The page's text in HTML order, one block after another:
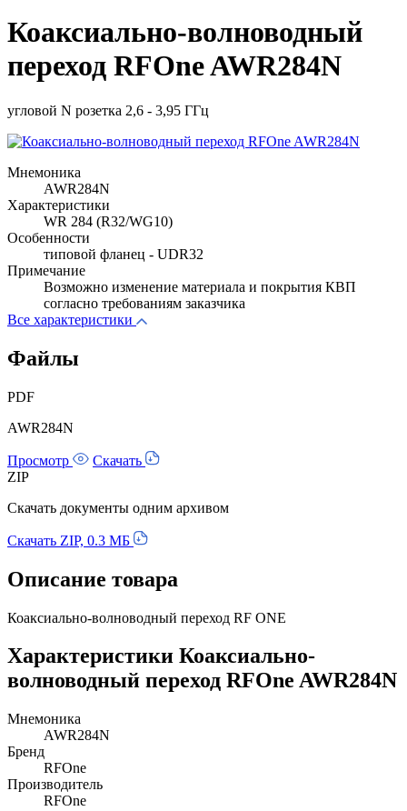
Коаксиально-волноводный
переход RFOne AWR284N
угловой N розетка 2,6 - 3,95 ГГц
Мнемоника
AWR284N
Характеристики
WR 284 (R32/WG10)
Особенности
типовой фланец - UDR32
Примечание
Возможно изменение материала и покрытия КВП
согласно требованиям заказчика
Все характеристики
Файлы
PDF
AWR284N
Просмотр
Скачать
ZIP
Скачать документы одним архивом
Скачать ZIP, 0.3 МБ
Описание товара
Коаксиально-волноводный переход RF ONE
Характеристики Коаксиально-
волноводный переход RFOne AWR284N
Мнемоника
AWR284N
Бренд
RFOne
Производитель
RFOne